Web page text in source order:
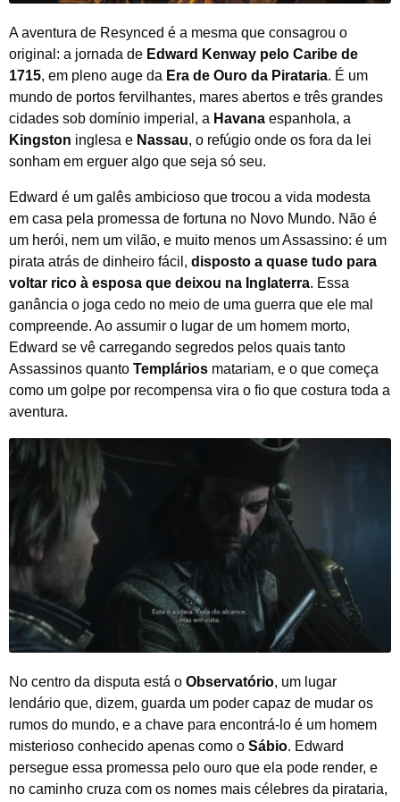
A aventura de Resynced é a mesma que consagrou o
original: a jornada de Edward Kenway pelo Caribe de
1715, em pleno auge da Era de Ouro da Pirataria. É um
mundo de portos fervilhantes, mares abertos e três grandes
cidades sob domínio imperial, a Havana espanhola, a
Kingston inglesa e Nassau, o refúgio onde os fora da lei
sonham em erguer algo que seja só seu.
Edward é um galês ambicioso que trocou a vida modesta
em casa pela promessa de fortuna no Novo Mundo. Não é
um herói, nem um vilão, e muito menos um Assassino: é um
pirata atrás de dinheiro fácil, disposto a quase tudo para
voltar rico à esposa que deixou na Inglaterra. Essa
ganância o joga cedo no meio de uma guerra que ele mal
compreende. Ao assumir o lugar de um homem morto,
Edward se vê carregando segredos pelos quais tanto
Assassinos quanto Templários matariam, e o que começa
como um golpe por recompensa vira o fio que costura toda a
aventura.
No centro da disputa está o Observatório, um lugar
lendário que, dizem, guarda um poder capaz de mudar os
rumos do mundo, e a chave para encontrá-lo é um homem
misterioso conhecido apenas como o Sábio. Edward
persegue essa promessa pelo ouro que ela pode render, e
no caminho cruza com os nomes mais célebres da pirataria,